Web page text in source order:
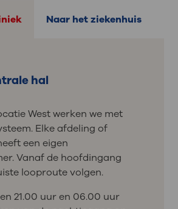
Naar het ziekenhuis
hal
West werken we met
Elke afdeling of
een eigen
Vanaf de hoofdingang
looproute volgen.
21.00 uur en 06.00 uur